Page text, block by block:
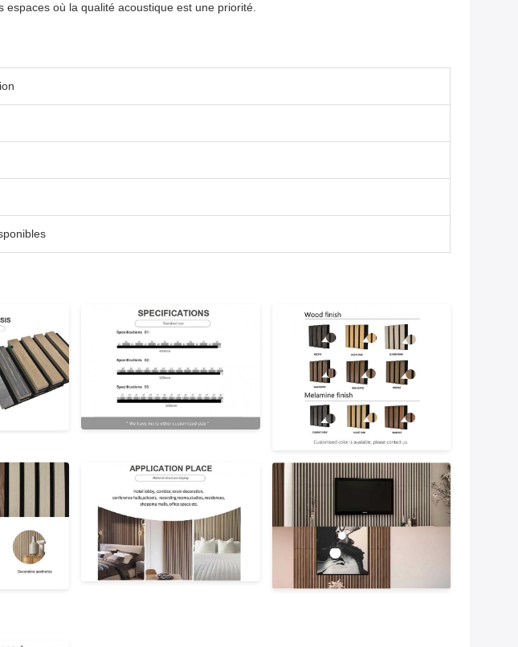
où la qualité acoustique est une priorité.